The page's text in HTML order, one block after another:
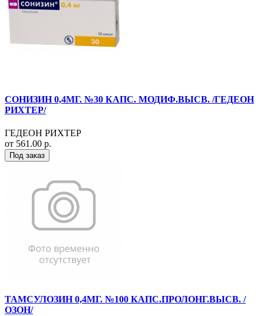
СОНИЗИН 0,4МГ. №30 КАПС. МОДИФ.ВЫСВ. /ГЕДЕОН
РИХТЕР/
ГЕДЕОН РИХТЕР
от 561.00 р.
Под заказ
ТАМСУЛОЗИН 0,4МГ. №100 КАПС.ПРОЛОНГ.ВЫСВ. /
ОЗОН/